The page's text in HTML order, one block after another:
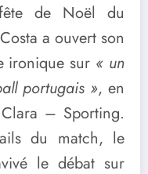
de Noël du
a ouvert son
ironique sur « un
portugais », en
– Sporting.
du match, le
le débat sur